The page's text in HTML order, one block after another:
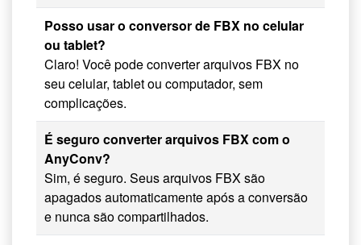
Posso usar o conversor de FBX no celular
ou tablet?
Claro! Você pode converter arquivos FBX no
seu celular, tablet ou computador, sem
complicações.
É seguro converter arquivos FBX com o
AnyConv?
Sim, é seguro. Seus arquivos FBX são
apagados automaticamente após a conversão
e nunca são compartilhados.